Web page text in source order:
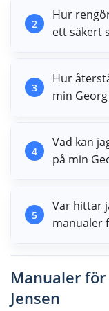
2
Hur
ett säkert
3
Hur
min Georg
4
Vad kan
på min
5
Var hittar
manualer
Manualer
Jensen